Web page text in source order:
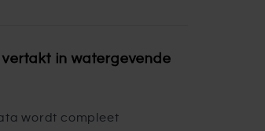
in watergevende
wordt compleet